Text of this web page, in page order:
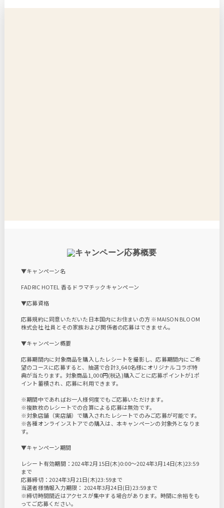
▼キャンペーン名
FADRIC HOTEL 香るドラマチックキャンペーン
▼応募資格
応募規約に同意いただいた日本国内にお住まいの方 ※MAISON BLOOM
株式会社 社員とその家族および関係者の応募はできません。
▼キャンペーン概要
応募期間内に対象商品を購入したレシートを撮影し、応募期間内にご希
望のコースに応募すると、抽選で合計3,640名様にオリジナルコラボ特
典が当たります。対象商品1,000円(税込)購入ごとに応募ポイントが1ポ
イント蓄積され、応募に利用できます。
※期間中であればお一人様何度でもご応募いただけます。
※複数枚のレシートでの合算による応募は無効です。
※対象店舗（実店舗）で購入されたレシートでのみご応募が可能です。
※各種オンラインストアでの購入は、本キャンペーンの対象外となりま
す。
▼キャンペーン期間
レシート有効期間：2024年2月15日(木)0:00〜2024年3月14日(木)23:59
まで
応募締切：2024年3月21日(木)23:59まで
当選者様情報入力期限： 2024年3月24日(日)23:59まで
※締切時間間近はアクセスが集中する場合があります。時間に余裕をも
ってご応募ください。